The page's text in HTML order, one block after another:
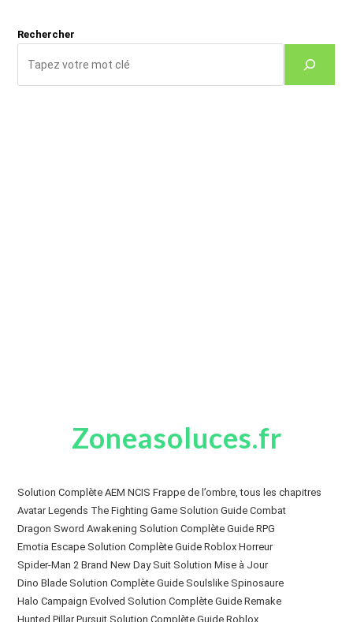
Rechercher
Zoneasoluces.fr
Solution Complète AEM NCIS Frappe de l’ombre, tous les chapitres
Avatar Legends The Fighting Game Solution Guide Combat
Dragon Sword Awakening Solution Complète Guide RPG
Emotia Escape Solution Complète Guide Roblox Horreur
Spider-Man 2 Brand New Day Suit Solution Mise à Jour
Dino Blade Solution Complète Guide Soulslike Spinosaure
Halo Campaign Evolved Solution Complète Guide Remake
Hunted Pillar Pursuit Solution Complète Guide Roblox